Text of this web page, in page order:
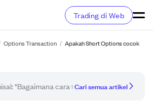
Trading di Web
Options Transaction / Apakah Short Options cocok
Cari semua artikel